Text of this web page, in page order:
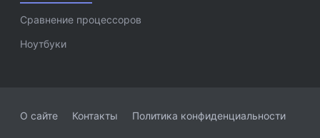
Сравнение процессоров
Ноутбуки
О сайте Контакты Политика конфиденциальности